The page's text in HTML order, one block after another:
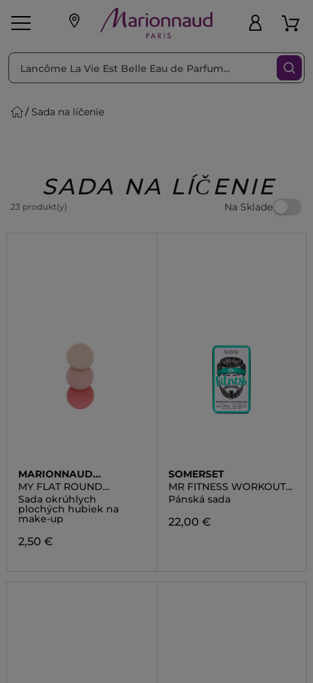
pleť Líčenie
Beauty
Sada na líčenie
SADA NA LÍČENIE
23 produkt(y) Na Sklade
Triediť podľa Filtrovať
MARIONNAUD
ACCESSORIES
MY FLAT ROUND
SPONGE
Sada okrúhlych
plochých hubiek na
make-up
2,50 €
SOMERSET
MR FITNESS WORKOUT
ESSENTIALS KIT
Pánská sada
22,00 €